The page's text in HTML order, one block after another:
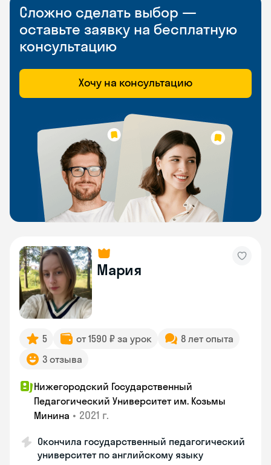
Сложно сделать выбор —
оставьте заявку на бесплатную
консультацию
Хочу на консультацию
Мария
5 от 1590 ₽ за урок
8 лет опыта
3 отзыва
Нижегородский Государственный
Педагогический Университет им. Козьмы
Минина • 2021 г.
Окончила государственный педагогический
университет по английскому языку